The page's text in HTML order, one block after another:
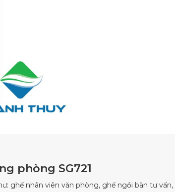
phòng SG721
ghế nhân viên văn phòng, ghế ngồi bàn tư